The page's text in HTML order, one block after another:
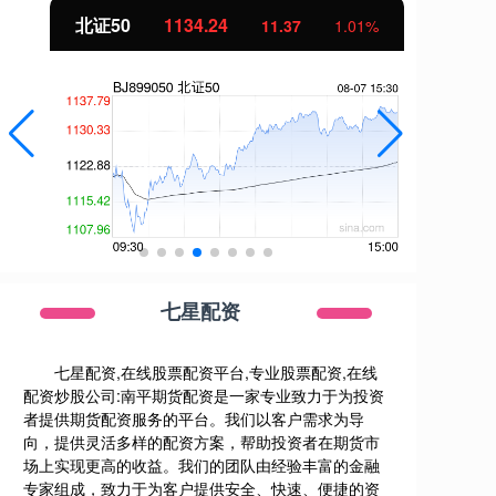
北证50 1134.24 11.37 1.01%
七星配资
七星配资,在线股票配资平台,专业股票配资,在线
配资炒股公司:南平期货配资是一家专业致力于为投资
者提供期货配资服务的平台。我们以客户需求为导
向，提供灵活多样的配资方案，帮助投资者在期货市
场上实现更高的收益。我们的团队由经验丰富的金融
专家组成，致力于为客户提供安全、快速、便捷的资